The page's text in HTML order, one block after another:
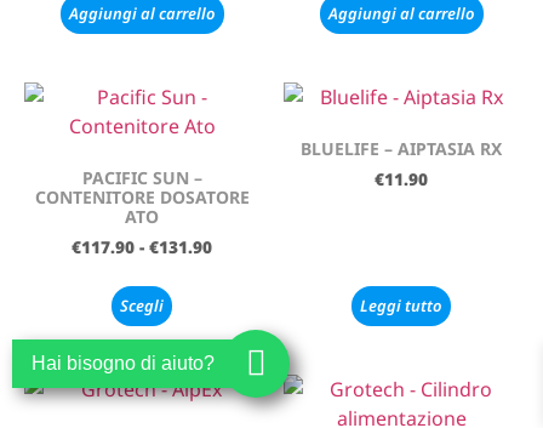
Aggiungi al carrello Aggiungi al carrello
PACIFIC SUN –
CONTENITORE DOSATORE
ATO
€117.90 - €131.90
Scegli
BLUELIFE – AIPTASIA RX
€11.90
Leggi tutto
Hai bisogno di aiuto?